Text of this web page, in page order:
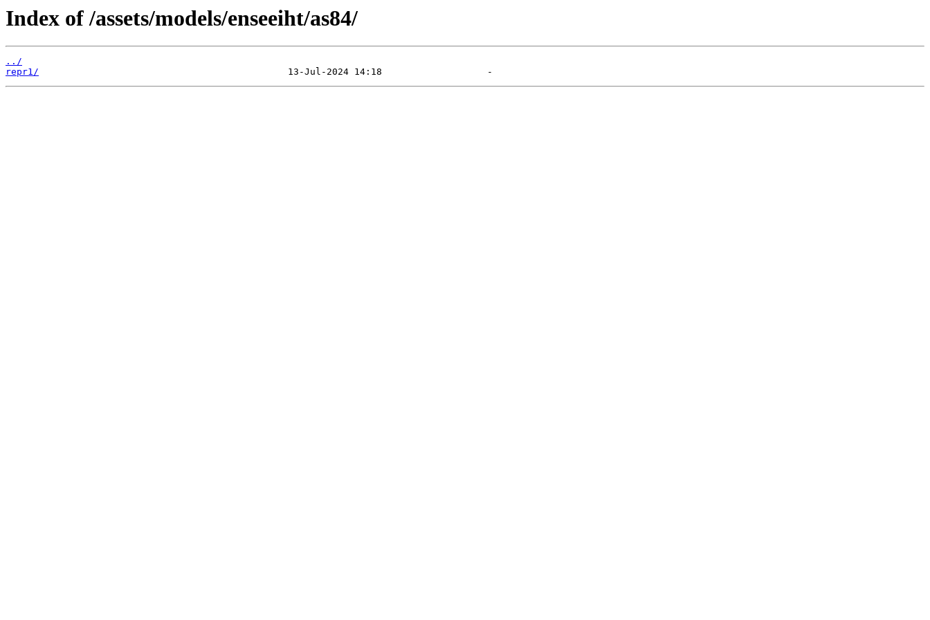
Index of /assets/models/enseeiht/as84/
../
repr1/